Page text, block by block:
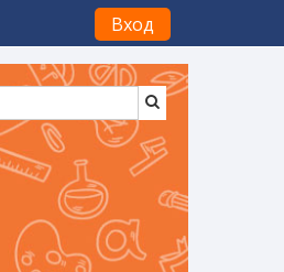
Вход